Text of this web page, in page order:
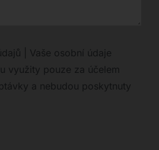
| Vaše osobní údaje
využity pouze za účelem
a nebudou poskytnuty